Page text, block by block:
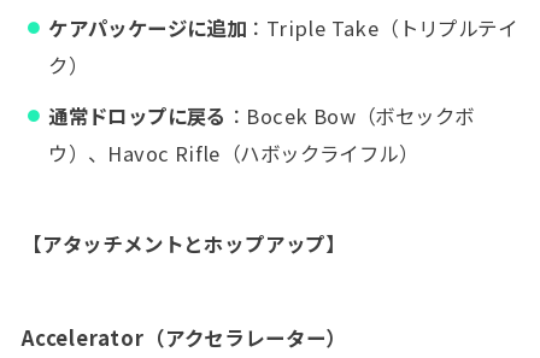
ケアパッケージに追加 ：Triple Take（トリプルテイ
ク）
通常ドロップに戻る ：Bocek Bow（ボセックボ
ウ）、Havoc Rifle（ハボックライフル）
【アタッチメントとホップアップ】
Accelerator（アクセラレーター）